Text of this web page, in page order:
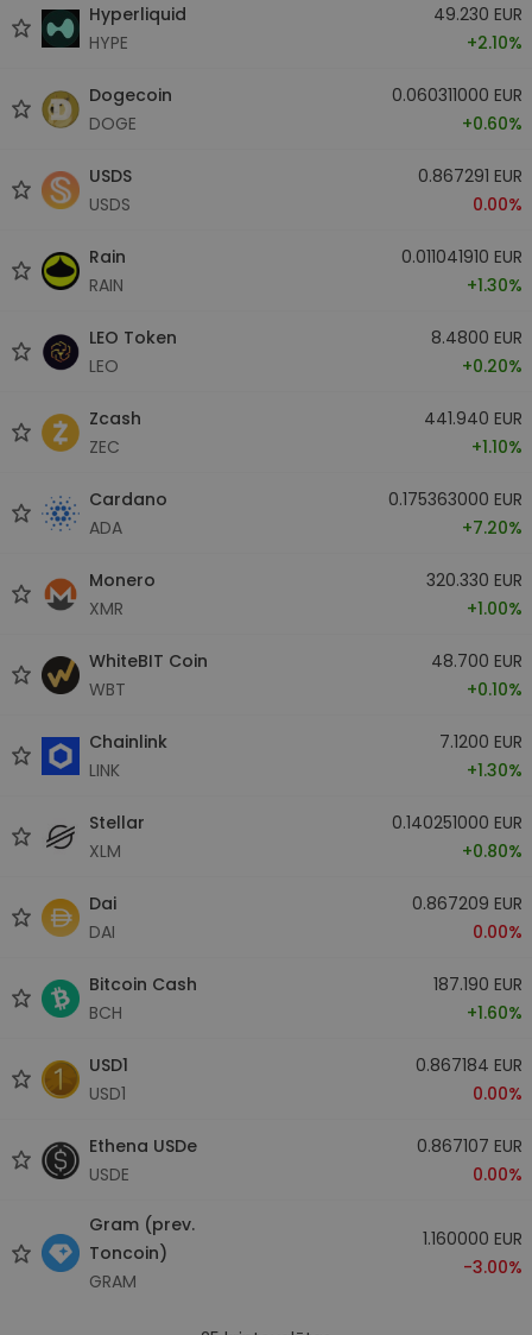
Hyperliquid
HYPE
49.230 EUR
+2.10%
Dogecoin
DOGE
0.060311000 EUR
+0.60%
USDS
USDS
0.867291 EUR
0.00%
Rain
RAIN
0.011041910 EUR
+1.30%
LEO Token
LEO
8.4800 EUR
+0.20%
Zcash
ZEC
441.940 EUR
+1.10%
Cardano
ADA
0.175363000 EUR
+7.20%
Monero
XMR
320.330 EUR
+1.00%
WhiteBIT Coin
WBT
48.700 EUR
+0.10%
Chainlink
LINK
7.1200 EUR
+1.30%
Stellar
XLM
0.140251000 EUR
+0.80%
Dai
DAI
0.867209 EUR
0.00%
Bitcoin Cash
BCH
187.190 EUR
+1.60%
USD1
USD1
0.867184 EUR
0.00%
Ethena USDe
USDE
0.867107 EUR
0.00%
Gram (prev.
Toncoin)
GRAM
1.160000 EUR
-3.00%